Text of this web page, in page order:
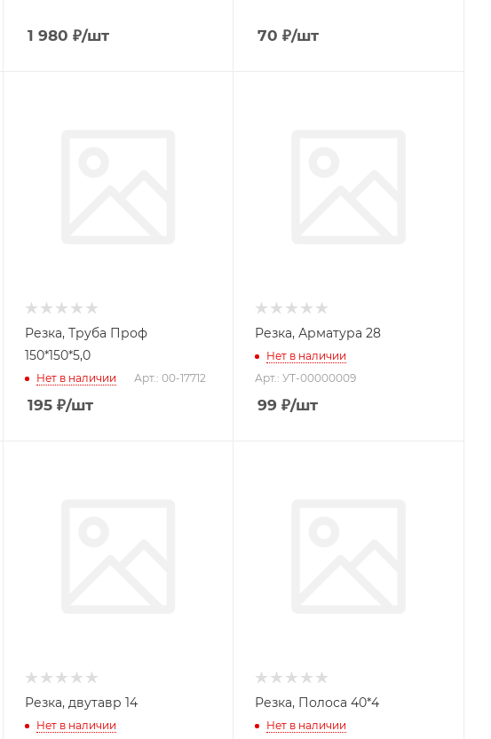
1 980 ₽/шт 70 ₽/шт
Резка, Труба Проф
150*150*5,0
Нет в наличии Арт.: 00-17712
195₽/шт
Резка, Арматура 28
Нет в наличии
Арт.: УТ-00000009
99 ₽/шт
Резка, двутавр 14
Нет в наличии
Резка, Полоса 40*4
Нет в наличии